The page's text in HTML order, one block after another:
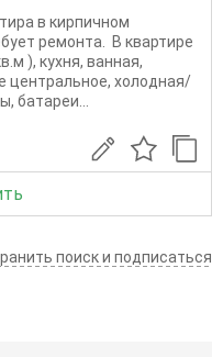
в кирпичном
ремонта. В квартире
), кухня, ванная,
центральное, холодная/
батареи...
поиск и подписаться